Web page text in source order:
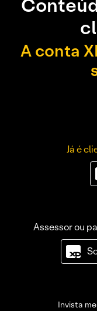
A conta
Já é
Assessor ou
Invista